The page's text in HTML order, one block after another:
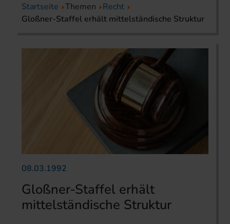
Startseite Themen
Recht
Gloßner-Staffel erhält mittelständische Struktur
08.03.1992
Gloßner-Staffel erhält
mittelständische Struktur